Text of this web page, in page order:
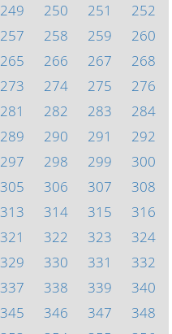
249 250 251
252
257 258 259
260
265 266 267
268
273 274 275
276
281 282 283
284
289 290 291
292
297 298 299
300
305 306 307
308
313 314 315
316
321 322 323
324
329 330 331
332
337 338 339
340
345 346 347
348